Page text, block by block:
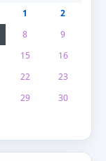
1
2
8
9
15
16
22
23
29
30